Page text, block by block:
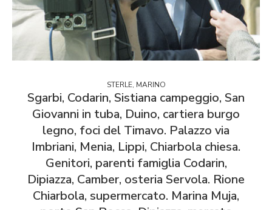
STERLE, MARINO
Sgarbi, Codarin, Sistiana campeggio, San
Giovanni in tuba, Duino, cartiera burgo
legno, foci del Timavo. Palazzo via
Imbriani, Menia, Lippi, Chiarbola chiesa.
Genitori, parenti famiglia Codarin,
Dipiazza, Camber, osteria Servola. Rione
Chiarbola, supermercato. Marina Muja,